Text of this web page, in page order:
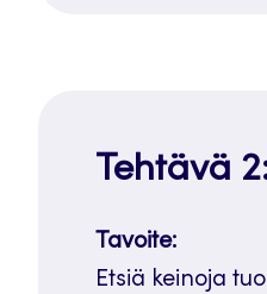
Tehtävä
Tavoite:
Etsiä keinoja